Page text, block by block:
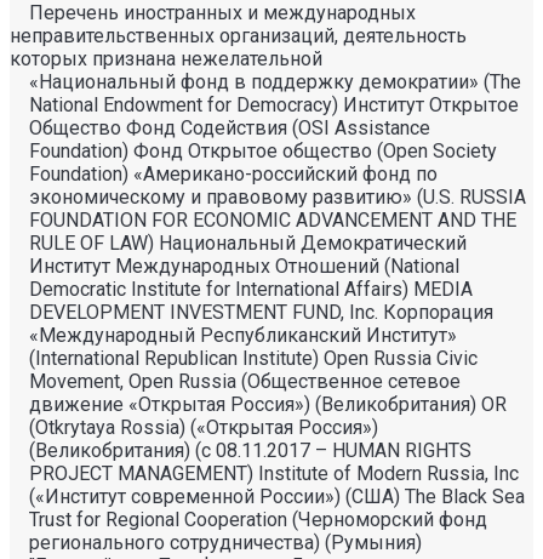
Перечень иностранных и международных
неправительственных организаций, деятельность
которых признана нежелательной
«Национальный фонд в поддержку демократии» (The
National Endowment for Democracy) Институт Открытое
Общество Фонд Содействия (OSI Assistance
Foundation) Фонд Открытое общество (Open Society
Foundation) «Американо-российский фонд по
экономическому и правовому развитию» (U.S. RUSSIA
FOUNDATION FOR ECONOMIC ADVANCEMENT AND THE
RULE OF LAW) Национальный Демократический
Институт Международных Отношений (National
Democratic Institute for International Affairs) MEDIA
DEVELOPMENT INVESTMENT FUND, Inc. Корпорация
«Международный Республиканский Институт»
(International Republican Institute) Open Russia Civic
Movement, Open Russia (Общественное сетевое
движение «Открытая Россия») (Великобритания) OR
(Otkrytaya Rossia) («Открытая Россия»)
(Великобритания) (с 08.11.2017 – HUMAN RIGHTS
PROJECT MANAGEMENT) Institute of Modern Russia, Inc
(«Институт современной России») (США) The Black Sea
Trust for Regional Cooperation (Черноморский фонд
регионального сотрудничества) (Румыния)